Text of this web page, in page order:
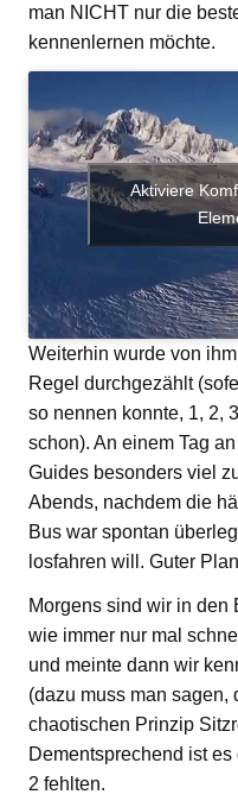
man NICHT nur die
kennenlernen möchte.
Aktiviere
Weiterhin wurde von
Regel durchgezählt
so nennen konnte, 1,
schon). An einem Tag
Guides besonders viel
Abends, nachdem die
Bus war spontan
losfahren will. Guter
Morgens sind wir in den
wie immer nur mal
und meinte dann wir
(dazu muss man sagen,
chaotischen Prinzip
Dementsprechend ist
2 fehlten.